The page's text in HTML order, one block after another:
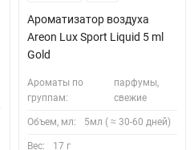
Ароматизатор воздуха
Areon Lux Sport Liquid 5 ml
Gold
Ароматы по
группам:
парфумы,
свежие
Объем, мл: 5мл ( ≈ 30-60 дней)
Вес: 17 г